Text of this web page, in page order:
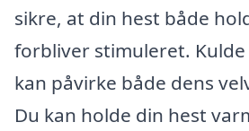
sikre, at din hest både
forbliver stimuleret.
kan påvirke både dens
Du kan holde din hest